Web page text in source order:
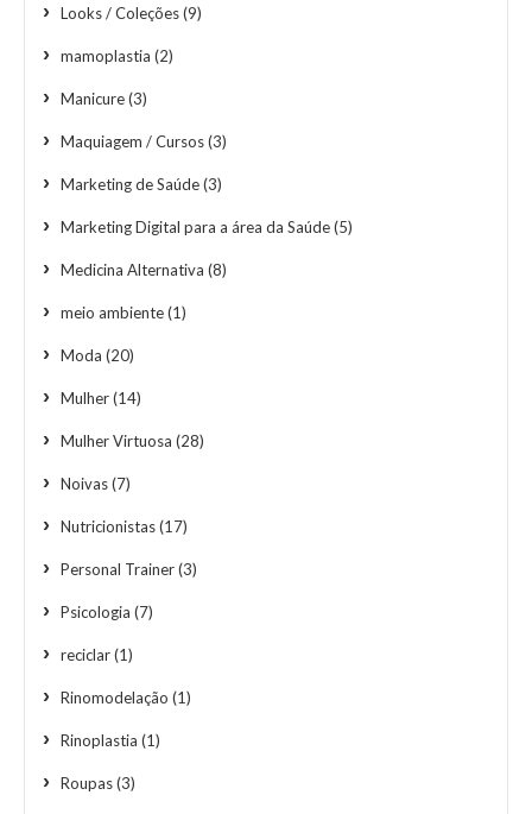
Looks / Coleções(9)
mamoplastia (2)
Manicure(3)
Maquiagem / Cursos(3)
Marketing de Saúde(3)
Marketing Digital para a área da Saúde(5)
Medicina Alternativa (8)
meio ambiente(1)
Moda (20)
Mulher(14)
Mulher Virtuosa (28)
Noivas(7)
Nutricionistas(17)
Personal Trainer(3)
Psicologia (7)
reciclar(1)
Rinomodelação (1)
Rinoplastia (1)
Roupas(3)